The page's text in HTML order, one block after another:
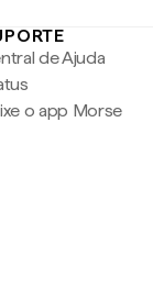
de Ajuda
o app Morse